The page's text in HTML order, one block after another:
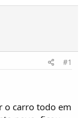
#1
o carro todo em